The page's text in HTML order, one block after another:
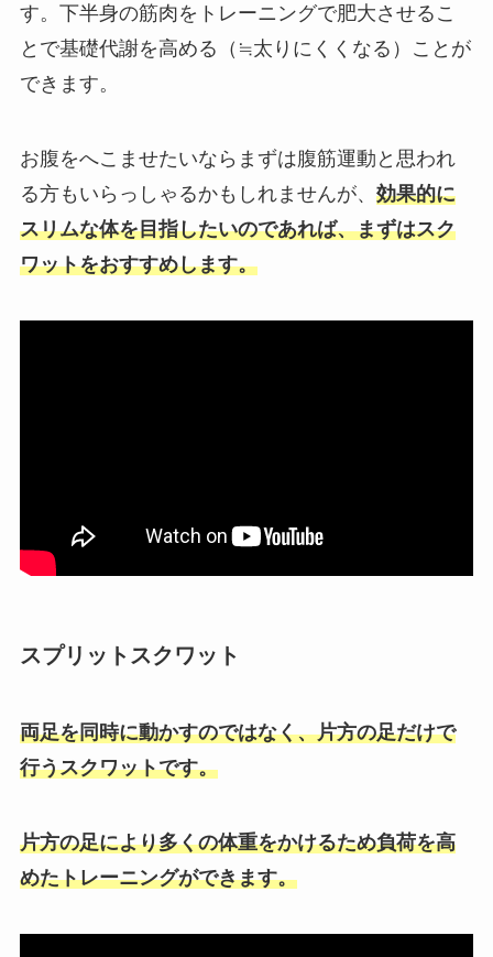
す。下半身の筋肉をトレーニングで肥大させるこ
とで基礎代謝を高める（≒太りにくくなる）ことが
できます。
お腹をへこませたいならまずは腹筋運動と思われ
る方もいらっしゃるかもしれませんが、 効果的に
スリムな体を目指したいのであれば、まずはスク
ワットをおすすめします。
スプリットスクワット
両足を同時に動かすのではなく、片方の足だけで
行うスクワットです。
片方の足により多くの体重をかけるため負荷を高
めたトレーニングができます。